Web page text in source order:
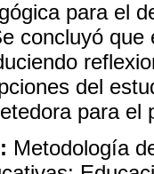
para el
concluyó
del
para el
Metodología